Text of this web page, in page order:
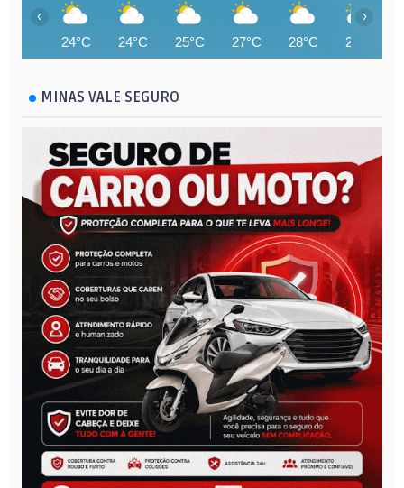
24°C 24°C 25°C 27°C 28°C 29°C
‹ ›
MINAS VALE SEGURO